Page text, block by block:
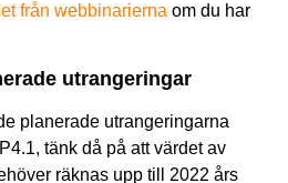
från webbinarierna om du har
utrangeringar
planerade utrangeringarna
tänk då på att värdet av
räknas upp till 2022 års